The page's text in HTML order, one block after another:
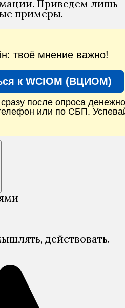
Приведем лишь
примеры.
твоё мнение важно!
к WCIOM (ВЦИОМ)
после опроса
или по СБП.
действовать.